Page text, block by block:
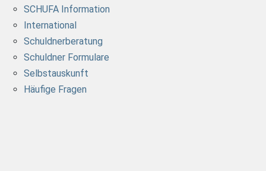
SCHUFA Information
International
Schuldnerberatung
Schuldner Formulare
Selbstauskunft
Häufige Fragen